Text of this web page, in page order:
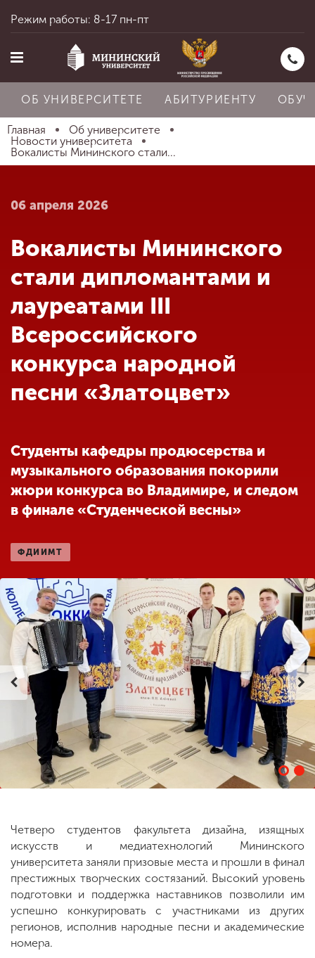
Главная
Абитуриенту
Обучение
Наука
Другие виды
деятельности
Студенческая жизнь
Сведения об
образовательной
организации
ENG SPN CHI
Приемная
комиссия
+7 (831) 262-26-20
Режим работы: 8-17 пн-пт
ОБ УНИВЕРСИТЕТЕ АБИТУРИЕНТУ
Главная
Об университете
Новости университета
Вокалисты Мининского стали...
06 апреля 2026
Вокалисты Мининского
стали дипломантами и
лауреатами III
Всероссийского
конкурса народной
песни «Златоцвет»
Студенты кафедры продюсерства и
музыкального образования покорили
жюри конкурса во Владимире, и следом
в финале «Студенческой весны»
ФДИИМТ
Четверо студентов факультета дизайна, изящных
искусств и медиатехнологий Мининского
университета заняли призовые места и прошли в финал
престижных творческих состязаний. Высокий уровень
подготовки и поддержка наставников позволили им
успешно конкурировать с участниками из других
регионов, исполнив народные песни и академические
номера.